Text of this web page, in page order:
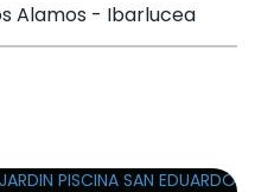
Alamos - Ibarlucea